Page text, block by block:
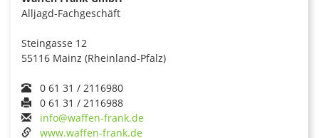
Alljagd-Fachgeschäft
Steingasse 12
55116 Mainz (Rheinland-Pfalz)
0 61 31 / 2116980
0 61 31 / 2116988
info@waffen-frank.de
www.waffen-frank.de